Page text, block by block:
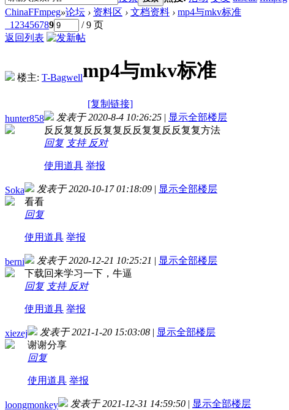
ChinaFFmpeg»论坛 › 资料区 › 文档资料 › mp4与mkv标准
1 23456789
/ 9 页
返回列表
楼主: T-Bagwellmp4与mkv标准
[复制链接]
hunter858
发表于 2020-8-4 10:26:25 | 显示全部楼层
反反复复反反复复反反复复反反复复方法
回复 支持 反对
使用道具 举报
Soka 发表于 2020-10-17 01:18:09 | 显示全部楼层
看看
回复
使用道具 举报
berni 发表于 2020-12-21 10:25:21 | 显示全部楼层
下载回来学习一下，牛逼
回复 支持 反对
使用道具 举报
xiezej 发表于 2021-1-20 15:03:08 | 显示全部楼层
谢谢分享
回复
使用道具 举报
loongmonkey 发表于 2021-12-31 14:59:50 | 显示全部楼层